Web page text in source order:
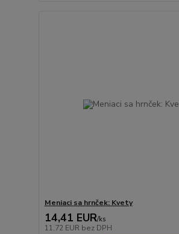
Meniaci sa hrnček: Kvety
14,41 EUR/ks
11,72 EUR bez DPH